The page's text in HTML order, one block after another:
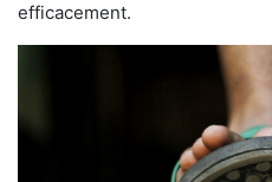
efficacement.